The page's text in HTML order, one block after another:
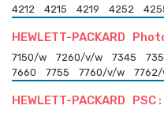
4212 4215 4219 4252
HEWLETT-PACKARD
7150/w 7260/v/w 7345
7660
7755 7760/v/w
HEWLETT-PACKARD PSC :